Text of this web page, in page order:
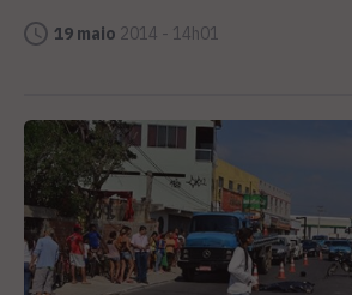
19 maio 2014 - 14h01